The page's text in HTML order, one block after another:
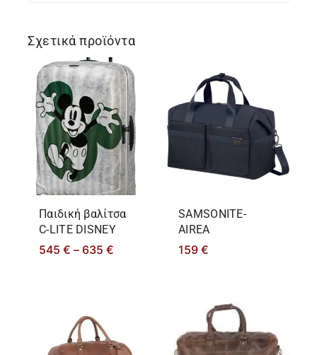
Σχετικά προϊόντα
Παιδική βαλίτσα
C-LITE DISNEY
545 € – 635 €
SAMSONITE-
AIREA
159 €